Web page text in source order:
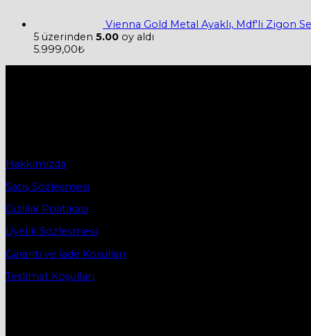
Vienna Gold Metal Ayaklı, Mdf'li Zigon
5 üzerinden 5.00 oy aldı
5.999,00₺
Hakkımızda
Satış Sözleşmesi
Gizlilik Politikası
Üyelik Sözleşmesi
Garanti ve İade Koşulları
Teslimat Koşulları